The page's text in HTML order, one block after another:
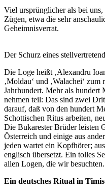
Viel ursprünglicher als bei
Zügen, etwa die sehr
Geheimnisverrat.
Der Schurz eines
Die Loge heißt ‚Alexandru
‚Moldau‘ und ‚Walachei‘
Jahrhundert. Mehr als hundert
nehmen teil: Das sind zwei
darauf, daß von den hundert
Schottischen Ritus arbeiten,
Die Bukarester Brüder leisten
Österreich und einige aus
jeden wartet ein Kopfhörer;
englisch übersetzt. Ein tolles
allen Logen, die wir besuchten.
Ein deutsches Ritual in